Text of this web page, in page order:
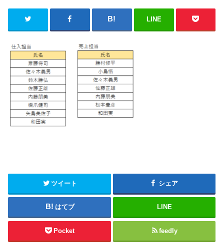
LINE
ツイート シェア
はてブ LINE
Pocket feedly